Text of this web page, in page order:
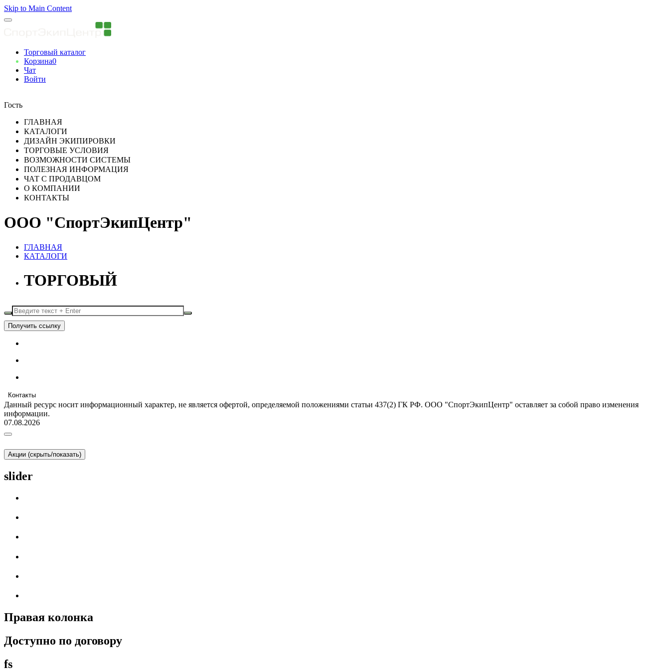
Skip to Main Content
Торговый каталог
Корзина0
Чат
Войти
Гость
ГЛАВНАЯ
КАТАЛОГИ
ДИЗАЙН ЭКИПИРОВКИ
ТОРГОВЫЕ УСЛОВИЯ
ВОЗМОЖНОСТИ СИСТЕМЫ
ПОЛЕЗНАЯ ИНФОРМАЦИЯ
ЧАТ С ПРОДАВЦОМ
О КОМПАНИИ
КОНТАКТЫ
ООО "СпортЭкипЦентр"
ГЛАВНАЯ
КАТАЛОГИ
ТОРГОВЫЙ
Получить ссылку
Контакты
Данный ресурс носит информационный характер, не является офертой, определяемой положениями статьи 437(2) ГК РФ. ООО "СпортЭкипЦентр" оставляет за собой право изменения
информации.
07.08.2026
Акции (скрыть/показать)
slider
Правая колонка
Доступно по договору
fs